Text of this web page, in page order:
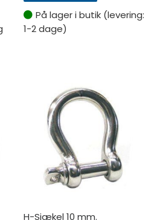
På lager i butik (levering:
1-2 dage)
H-Sjækel 10 mm.